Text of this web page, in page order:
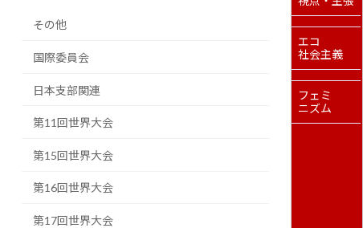
その他
国際委員会
日本支部関連
第11回世界大会
第15回世界大会
第16回世界大会
第17回世界大会
エコ
社会主義
フェミ
ニズム